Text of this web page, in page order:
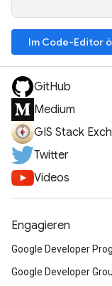
Im Code-Editor
GitHub
Medium
GIS Stack
Twitter
Videos
Engagieren
Google Developer
Google Developer